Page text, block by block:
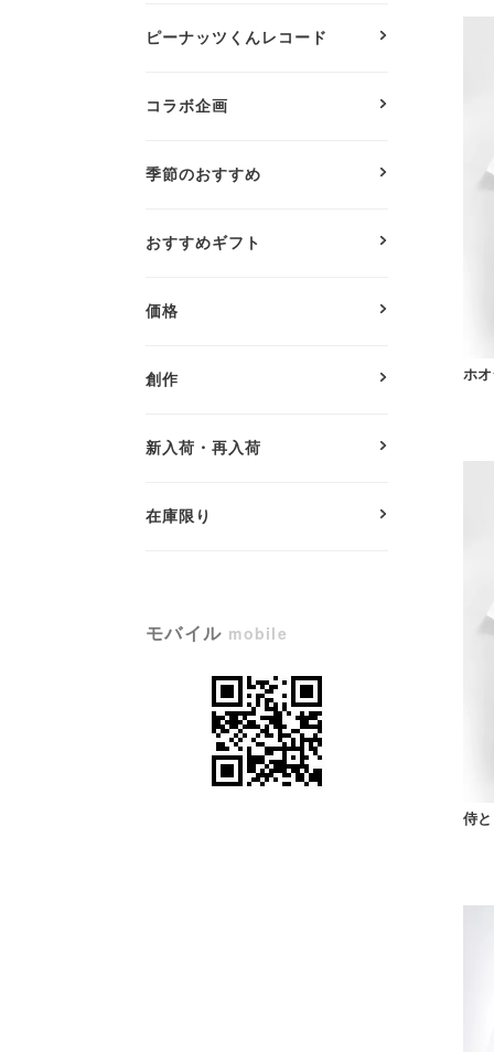
ホ
侍
ピーナッツくんレコード
コラボ企画
季節のおすすめ
おすすめギフト
価格
創作
新入荷・再入荷
在庫限り
モバイル mobile